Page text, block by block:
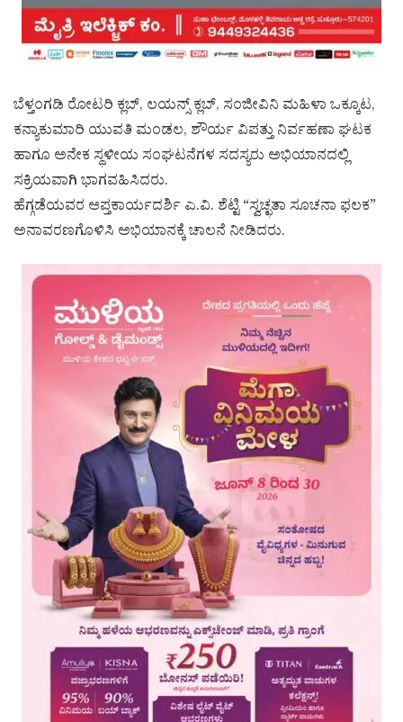
ಬೆಳ್ತಂಗಡಿ ರೋಟರಿ ಕ್ಲಬ್, ಲಯನ್ಸ್ ಕ್ಲಬ್, ಸಂಜೀವಿನಿ ಮಹಿಳಾ ಒಕ್ಕೂಟ,
ಕನ್ಯಾಕುಮಾರಿ ಯುವತಿ ಮಂಡಲ, ಶೌರ್ಯ ವಿಪತ್ತು ನಿರ್ವಹಣಾ ಘಟಕ
ಹಾಗೂ ಅನೇಕ ಸ್ಥಳೀಯ ಸಂಘಟನೆಗಳ ಸದಸ್ಯರು ಅಭಿಯಾನದಲ್ಲಿ
ಸಕ್ರಿಯವಾಗಿ ಭಾಗವಹಿಸಿದರು.
ಹೆಗ್ಗಡೆಯವರ ಆಪ್ತಕಾರ್ಯದರ್ಶಿ ಎ.ವಿ. ಶೆಟ್ಟಿ “ಸ್ವಚ್ಛತಾ ಸೂಚನಾ ಫಲಕ”
ಅನಾವರಣಗೊಳಿಸಿ ಅಭಿಯಾನಕ್ಕೆ ಚಾಲನೆ ನೀಡಿದರು.